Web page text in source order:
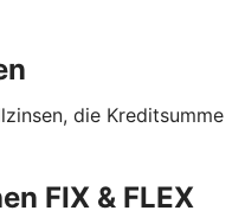
die Kreditsumme
FIX & FLEX